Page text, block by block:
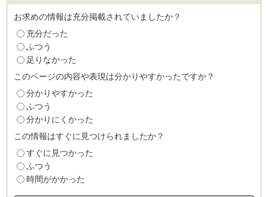
お求めの情報は充分掲載されていましたか？
充分だった
ふつう
足りなかった
このページの内容や表現は分かりやすかったですか？
分かりやすかった
ふつう
分かりにくかった
この情報はすぐに見つけられましたか？
すぐに見つかった
ふつう
時間がかかった